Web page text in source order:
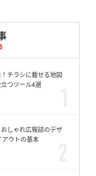
チラシに載せる地図
つツール4選
しゃれ広報誌のデザ
ウトの基本